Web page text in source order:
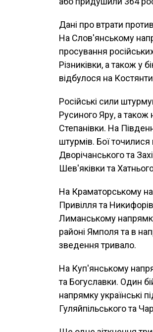
Дані про втрати
На Слов'янському
просування
Різниківки, а також у
відбулося на
Російські сили
Русиного Яру, а також
Степанівки. На
штурмів. Бої
Дворічанського та
Шев'яківки та
На Краматорському
Привілля та
Лиманському
районі Ямполя та в
зведення тривало.
На Куп'янському
та Богуславки. Один
напрямку українські
Гуляйпільського та